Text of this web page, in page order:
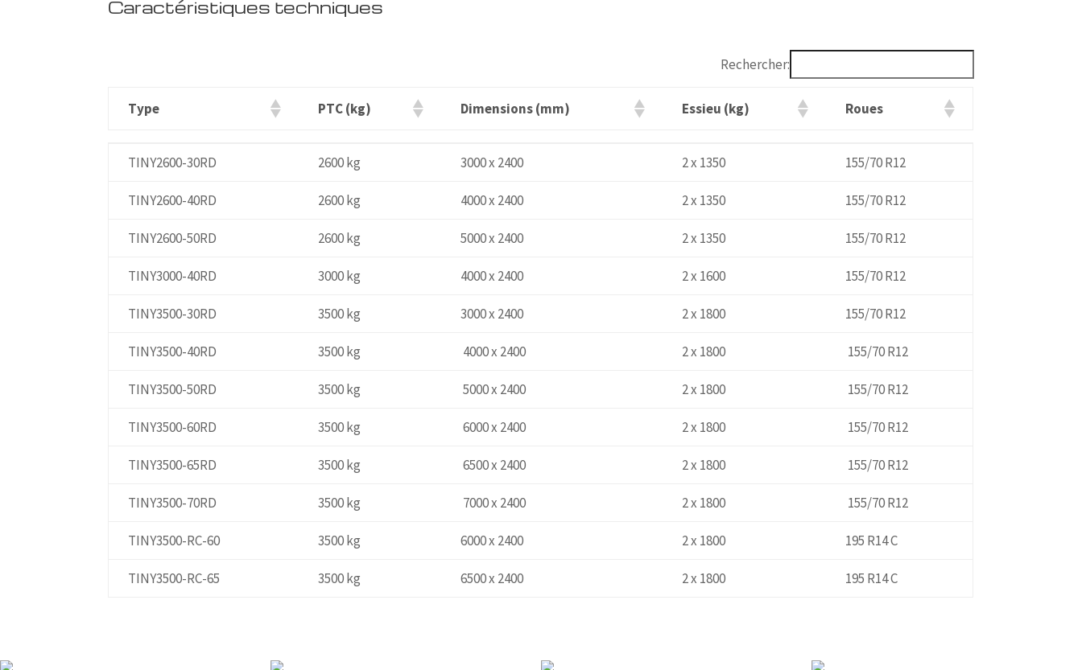
Caractéristiques techniques
Rechercher:
Type PTC (kg) Dimensions (mm) Essieu (kg) Roues
Type PTC (kg) Dimensions (mm) Essieu (kg) Roues
TINY2600-30RD 2600 kg 3000 x 2400 2 x 1350 155/70 R12
TINY2600-40RD 2600 kg 4000 x 2400 2 x 1350 155/70 R12
TINY2600-50RD 2600 kg 5000 x 2400 2 x 1350 155/70 R12
TINY3000-40RD 3000 kg 4000 x 2400 2 x 1600 155/70 R12
TINY3500-30RD 3500 kg 3000 x 2400 2 x 1800 155/70 R12
TINY3500-40RD 3500 kg 4000 x 2400 2 x 1800 155/70 R12
TINY3500-50RD 3500 kg 5000 x 2400 2 x 1800 155/70 R12
TINY3500-60RD 3500 kg 6000 x 2400 2 x 1800 155/70 R12
TINY3500-65RD 3500 kg 6500 x 2400 2 x 1800 155/70 R12
TINY3500-70RD 3500 kg 7000 x 2400 2 x 1800 155/70 R12
TINY3500-RC-60 3500 kg 6000 x 2400 2 x 1800 195 R14 C
TINY3500-RC-65 3500 kg 6500 x 2400 2 x 1800 195 R14 C